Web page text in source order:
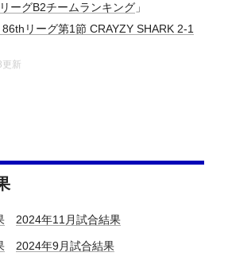
ーグB2チームランキング 」
86thリーグ第1節 CRAYZY SHARK 2-1
新
2024年11月試合結果
2024年9月試合結果